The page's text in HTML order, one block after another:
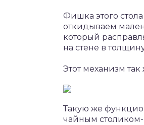
Фишка этого стола
откидываем
который
на стене в
Этот механизм
Такую же
чайным